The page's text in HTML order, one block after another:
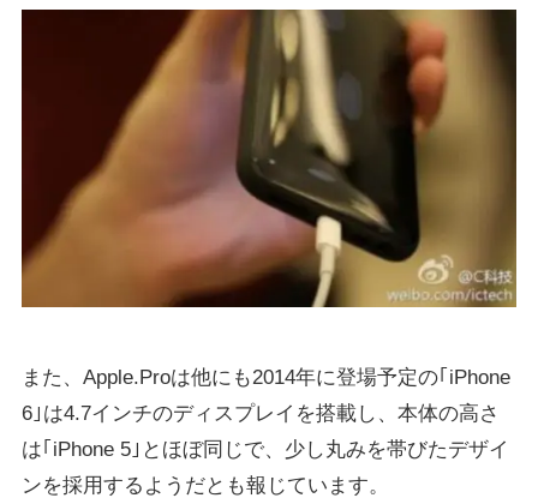
また、Apple.Proは他にも2014年に登場予定の｢iPhone
6｣は4.7インチのディスプレイを搭載し、本体の高さ
は｢iPhone 5｣とほぼ同じで、少し丸みを帯びたデザイ
ンを採用するようだとも報じています。